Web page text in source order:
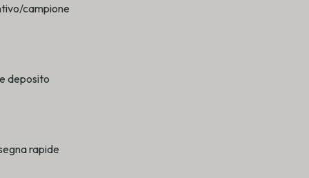
campione
deposito
rapide